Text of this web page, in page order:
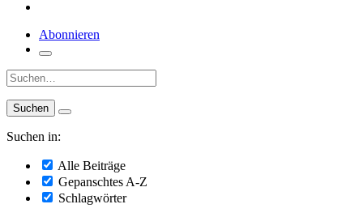
Abonnieren
Suche:
Suchen in:
Alle Beiträge
Gepanschtes A-Z
Schlagwörter